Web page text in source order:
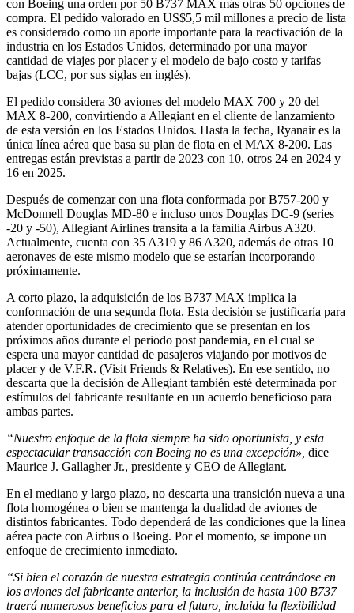
con Boeing una orden por 50 B737 MAX más otras 50 opciones de
compra. El pedido valorado en US$5,5 mil millones a precio de lista
es considerado como un aporte importante para la reactivación de la
industria en los Estados Unidos, determinado por una mayor
cantidad de viajes por placer y el modelo de bajo costo y tarifas
bajas (LCC, por sus siglas en inglés).
El pedido considera 30 aviones del modelo MAX 700 y 20 del
MAX 8-200, convirtiendo a Allegiant en el cliente de lanzamiento
de esta versión en los Estados Unidos. Hasta la fecha, Ryanair es la
única línea aérea que basa su plan de flota en el MAX 8-200. Las
entregas están previstas a partir de 2023 con 10, otros 24 en 2024 y
16 en 2025.
Después de comenzar con una flota conformada por B757-200 y
McDonnell Douglas MD-80 e incluso unos Douglas DC-9 (series
-20 y -50), Allegiant Airlines transita a la familia Airbus A320.
Actualmente, cuenta con 35 A319 y 86 A320, además de otras 10
aeronaves de este mismo modelo que se estarían incorporando
próximamente.
A corto plazo, la adquisición de los B737 MAX implica la
conformación de una segunda flota. Esta decisión se justificaría para
atender oportunidades de crecimiento que se presentan en los
próximos años durante el periodo post pandemia, en el cual se
espera una mayor cantidad de pasajeros viajando por motivos de
placer y de V.F.R. (Visit Friends & Relatives). En ese sentido, no
descarta que la decisión de Allegiant también esté determinada por
estímulos del fabricante resultante en un acuerdo beneficioso para
ambas partes.
“Nuestro enfoque de la flota siempre ha sido oportunista, y esta
espectacular transacción con Boeing no es una excepción», dice
Maurice J. Gallagher Jr., presidente y CEO de Allegiant.
En el mediano y largo plazo, no descarta una transición nueva a una
flota homogénea o bien se mantenga la dualidad de aviones de
distintos fabricantes. Todo dependerá de las condiciones que la línea
aérea pacte con Airbus o Boeing. Por el momento, se impone un
enfoque de crecimiento inmediato.
“Si bien el corazón de nuestra estrategia continúa centrándose en
los aviones del fabricante anterior, la inclusión de hasta 100 B737
traerá numerosos beneficios para el futuro, incluida la flexibilidad